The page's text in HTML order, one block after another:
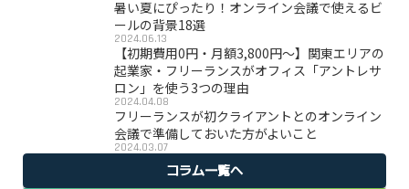
暑い夏にぴったり！オンライン会議で使えるビ
ールの背景18選
2024.06.13
【初期費用0円・月額3,800円〜】関東エリアの
起業家・フリーランスがオフィス「アントレサ
ロン」を使う3つの理由
2024.04.08
フリーランスが初クライアントとのオンライン
会議で準備しておいた方がよいこと
2024.03.07
コラム一覧へ